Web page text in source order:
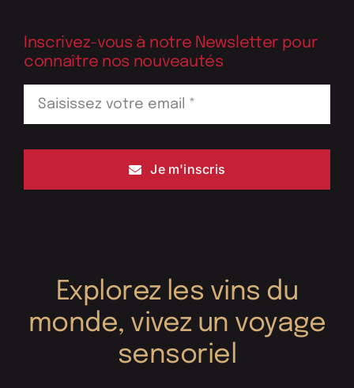
Inscrivez-vous à notre Newsletter pour
connaître nos nouveautés
Je m'inscris
Explorez les vins du
monde, vivez un voyage
sensoriel